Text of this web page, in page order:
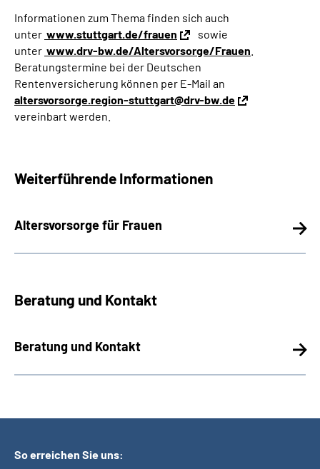
Informationen zum Thema finden sich auch
unter www.stuttgart.de/frauen
sowie
unter www.drv‐bw.de/Altersvorsorge/Frauen
Beratungstermine bei der Deutschen
Rentenversicherung können per E‐Mail an
altersvorsorge.region-stuttgart@drv-bw.de
vereinbart werden.
Weiterführende Informationen
Altersvorsorge für Frauen
Beratung und Kontakt
Beratung und Kontakt
So erreichen Sie uns: